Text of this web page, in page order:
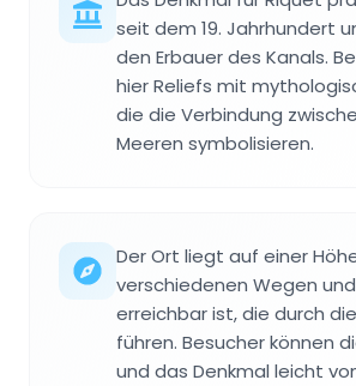
seit dem 19. Jahrhundert
den Erbauer des Kanals.
hier Reliefs mit
die die Verbindung
Meeren symbolisieren.
Der Ort liegt auf einer
verschiedenen Wegen
erreichbar ist, die durch
führen. Besucher können
und das Denkmal leicht